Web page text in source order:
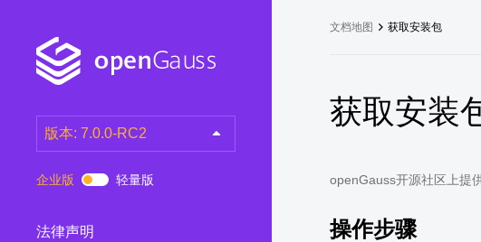
版本: 7.0.0-RC2
7.0.0-RC2
企业版 轻量版
法律声明
文档地图 获取安装包
获取安装
openGauss开源社区上提
操作步骤